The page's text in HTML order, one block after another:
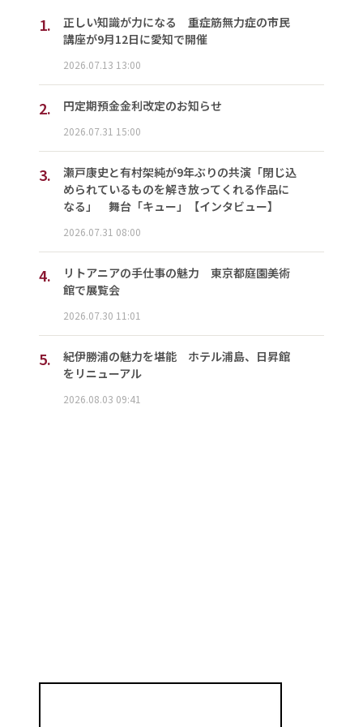
1.
正しい知識が力になる 重症筋無力症の市民
講座が9月12日に愛知で開催
2026.07.13 13:00
2. 円定期預金金利改定のお知らせ
2026.07.31 15:00
3.
瀬戸康史と有村架純が9年ぶりの共演「閉じ込
められているものを解き放ってくれる作品に
なる」 舞台「キュー」【インタビュー】
2026.07.31 08:00
4.
リトアニアの手仕事の魅力 東京都庭園美術
館で展覧会
2026.07.30 11:01
5.
紀伊勝浦の魅力を堪能 ホテル浦島、日昇館
をリニューアル
2026.08.03 09:41